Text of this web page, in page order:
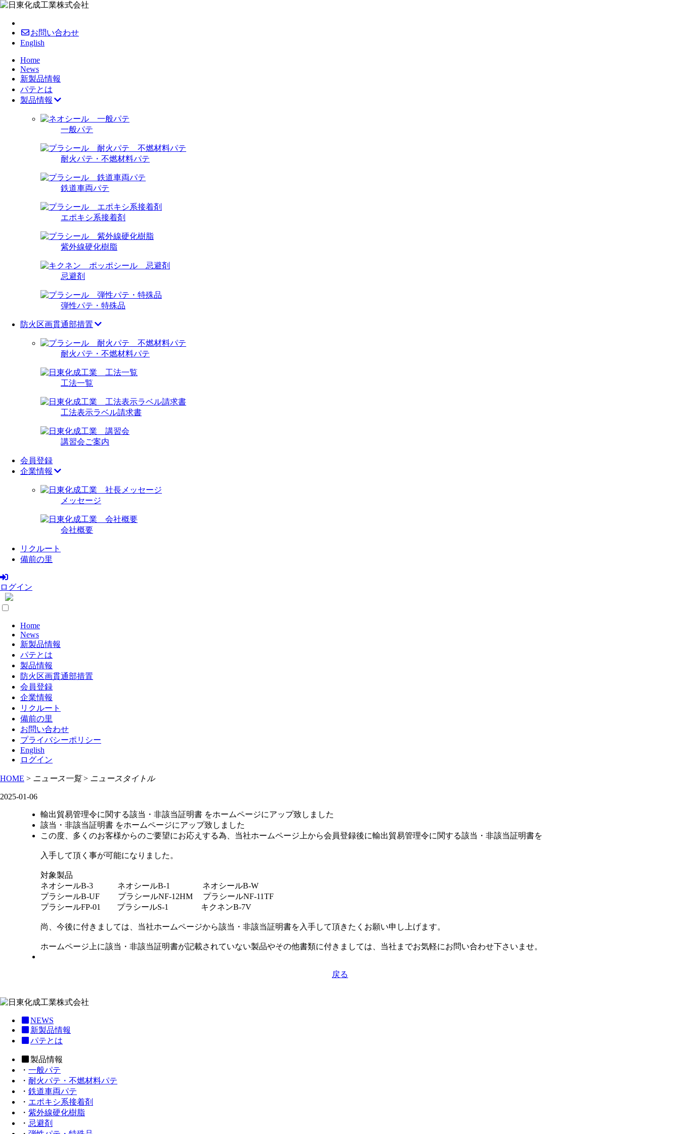
お問い合わせ
English
Home
News
新製品情報
パテとは
製品情報
一般パテ
耐火パテ・不燃材料パテ
鉄道車両パテ
エポキシ系接着剤
紫外線硬化樹脂
忌避剤
弾性パテ・特殊品
防火区画貫通部措置
耐火パテ・不燃材料パテ
工法一覧
工法表示ラベル請求書
講習会ご案内
会員登録
企業情報
メッセージ
会社概要
リクルート
備前の里
ログイン
Home
News
新製品情報
パテとは
製品情報
防火区画貫通部措置
会員登録
企業情報
リクルート
備前の里
お問い合わせ
プライバシーポリシー
English
ログイン
HOME > ニュース一覧 > ニュースタイトル
2025-01-06
輸出貿易管理令に関する該当・非該当証明書 をホームページにアップ致しました
該当・非該当証明書 をホームページにアップ致しました
この度、多くのお客様からのご要望にお応えする為、当社ホームページ上から会員登録後に輸出貿易管理令に関する該当・非該当証明書を
入手して頂く事が可能になりました。
対象製品
ネオシールB-3 ネオシールB-1 ネオシールB-W
プラシールB-UF プラシールNF-12HM プラシールNF-11TF
プラシールFP-01 プラシールS-1 キクネンB-7V
尚、今後に付きましては、当社ホームページから該当・非該当証明書を入手して頂きたくお願い申し上げます。
ホームページ上に該当・非該当証明書が記載されていない製品やその他書類に付きましては、当社までお気軽にお問い合わせ下さいませ。
戻る
NEWS
新製品情報
パテとは
製品情報
・ 一般パテ
・ 耐火パテ・不燃材料パテ
・ 鉄道車両パテ
・ エポキシ系接着剤
・ 紫外線硬化樹脂
・ 忌避剤